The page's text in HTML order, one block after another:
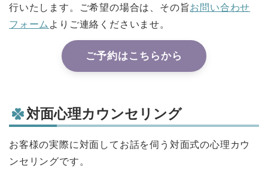
行いたします。ご希望の場合は、その旨お問い合わせ
フォーム よりご連絡くださいませ。
ご予約はこちらから
対面心理カウンセリング
お客様の実際に対面してお話を伺う対面式の心理カウ
ンセリングです。